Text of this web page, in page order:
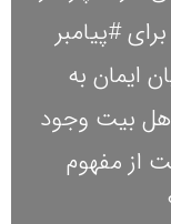
#پیامبر
ایمان به
بیت وجود
از مفهوم